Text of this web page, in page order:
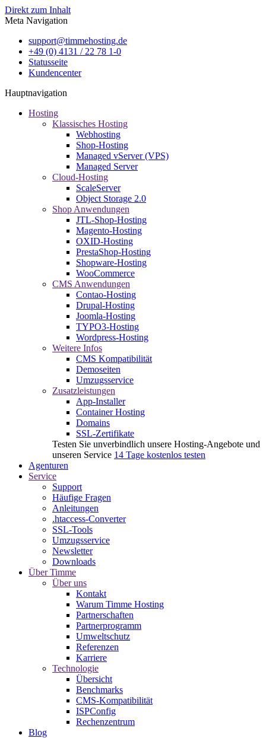
Direkt zum Inhalt
Meta Navigation
support@timmehosting.de
+49 (0) 4131 / 22 78 1-0
Statusseite
Kundencenter
Hauptnavigation
Hosting
Klassisches Hosting
Webhosting
Shop-Hosting
Managed vServer (VPS)
Managed Server
Cloud-Hosting
ScaleServer
Object Storage 2.0
Shop Anwendungen
JTL-Shop-Hosting
Magento-Hosting
OXID-Hosting
PrestaShop-Hosting
Shopware-Hosting
WooCommerce
CMS Anwendungen
Contao-Hosting
Drupal-Hosting
Joomla-Hosting
TYPO3-Hosting
Wordpress-Hosting
Weitere Infos
CMS Kompatibilität
Demoseiten
Umzugsservice
Zusatzleistungen
App-Installer
Container Hosting
Domains
SSL-Zertifikate
Testen Sie unverbindlich unsere Hosting-Angebote und
unseren Service 14 Tage kostenlos testen
Agenturen
Service
Support
Häufige Fragen
Anleitungen
.htaccess-Converter
SSL-Tools
Umzugsservice
Newsletter
Downloads
Über Timme
Über uns
Kontakt
Warum Timme Hosting
Partnerschaften
Partnerprogramm
Umweltschutz
Referenzen
Karriere
Technologie
Übersicht
Benchmarks
CMS-Kompatibilität
ISPConfig
Rechenzentrum
Blog